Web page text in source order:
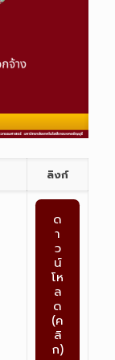
ลิงก์
ด
า
ว
น์
โห
ล
ด
(ค
ลิ
ก)